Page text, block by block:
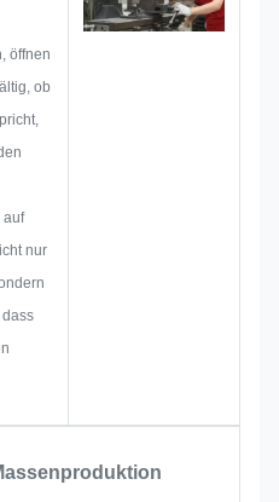
oder -anhängers beginnen,
öffnen
ob
auf
nur